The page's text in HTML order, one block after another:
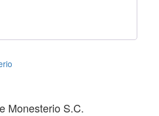
Monesterio S.C.